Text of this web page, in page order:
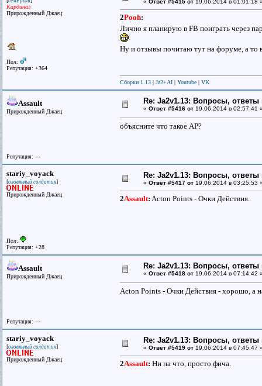
Кардинал
Прирожденный Джаец
Пол:
Репутация: +364
« Ответ #5415 от 19.06.2014 в 01:01:18
2Pooh:
Лично я планирую в FB поиграть через
Ну и отзывы почитаю тут на форуме, а то
Сборки 1.13 | Ja2+AI | Youtube | VK
Assault
Прирожденный Джаец
Репутация: ---
Re: Ja2v1.13: Вопросы,
« Ответ #5416 от 19.06.2014 в 02:57:41
объясните что такое AP?
stariy_voyack
[оловянный солдатик]
Прирожденный Джаец
Пол:
Репутация: +28
Re: Ja2v1.13: Вопросы,
« Ответ #5417 от 19.06.2014 в 03:25:53
2Assault: Acton Points - Очки Действия.
Assault
Прирожденный Джаец
Репутация: ---
Re: Ja2v1.13: Вопросы,
« Ответ #5418 от 19.06.2014 в 07:14:42
Acton Points - Очки Действия - хорошо, а
stariy_voyack
[оловянный солдатик]
Прирожденный Джаец
Re: Ja2v1.13: Вопросы,
« Ответ #5419 от 19.06.2014 в 07:45:47
2Assault: Ни на что, просто фича.